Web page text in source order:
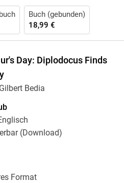
Buch (gebunden)
18,99 €
Day: Diplodocus Finds
Bedia
(Download)
Format